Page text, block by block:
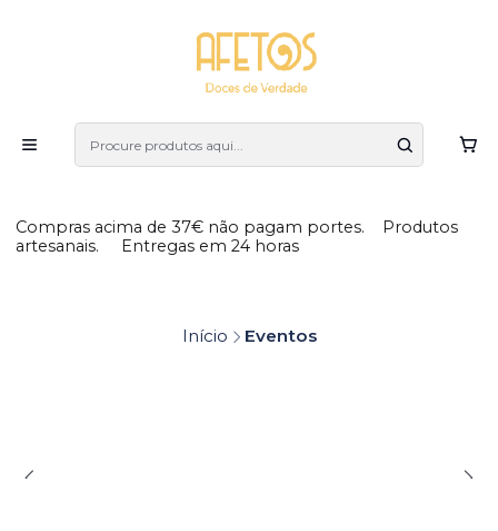
Compras acima de 37€ não pagam portes. Produtos
artesanais. Entregas em 24 horas
Início Eventos